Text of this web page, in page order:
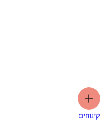
קינוחים